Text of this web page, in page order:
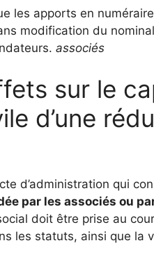
les apports en
modification du
associés
sur le
d’une
d’administration qui
par les associés ou
doit être prise au
les statuts, ainsi que la